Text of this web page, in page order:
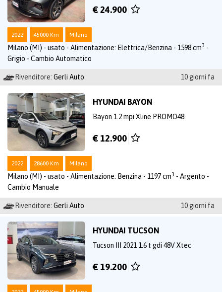
€ 24.900
2022 45000 Km Milano
Milano (MI) - usato - Alimentazione: Elettrica/Benzina - 1598 cm3 -
Grigio - Cambio Automatico
Rivenditore: Gerli Auto 10 giorni fa
HYUNDAI BAYON
Bayon 1.2 mpi Xline PROMO48
€ 12.900
2022 28600 Km Milano
Milano (MI) - usato - Alimentazione: Benzina - 1197 cm3 - Argento -
Cambio Manuale
Rivenditore: Gerli Auto 10 giorni fa
HYUNDAI TUCSON
Tucson III 2021 1.6 t gdi 48V Xtec
€ 19.200